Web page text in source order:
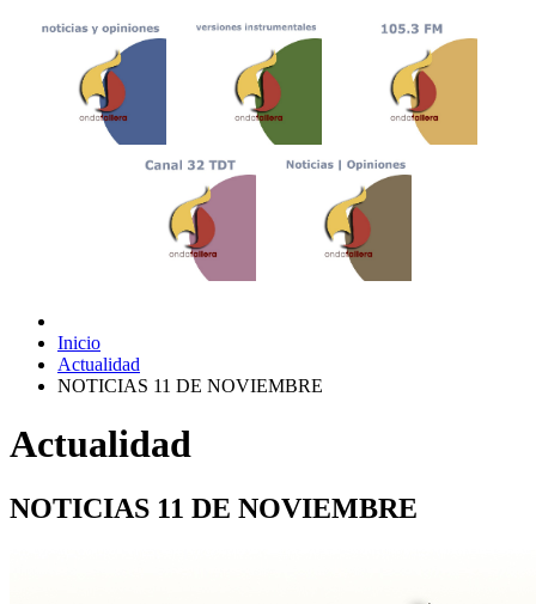
Inicio
Actualidad
NOTICIAS 11 DE NOVIEMBRE
Actualidad
NOTICIAS 11 DE NOVIEMBRE